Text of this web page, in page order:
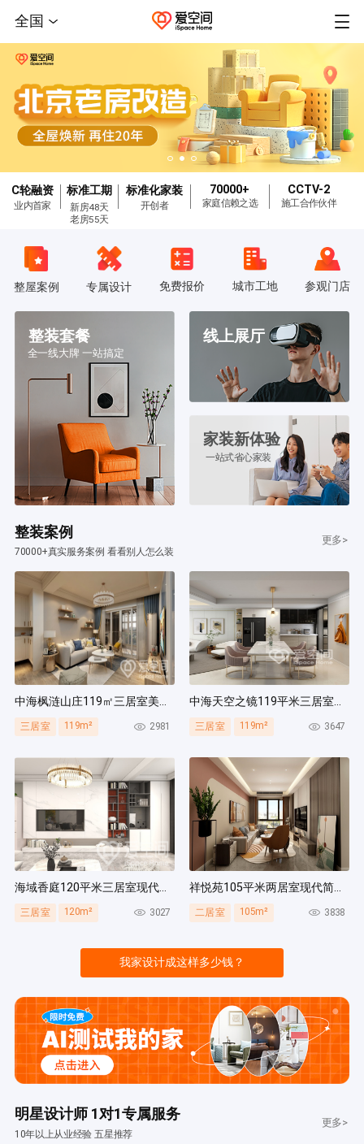
全国
C轮融资
业内首家
标准工期
新房48天
老房55天
标准化家装
开创者
70000+
家庭信赖之选
CCTV-2
施工合作伙伴
整屋案例 专属设计 免费报价 城市工地 参观门店
整装套餐
全一线大牌 一站搞定
线上展厅
家装新体验
一站式省心家装
整装案例
70000+真实服务案例 看看别人怎么装
更多>
中海枫涟山庄119㎡三居室美式风装修案例
三居室 119m² 2981
中海天空之镜119平米三居室北欧风装修案例
三居室 119m² 3647
海域香庭120平米三居室现代简约风装修案例
三居室 120m² 3027
祥悦苑105平米两居室现代简约风装修案例
二居室 105m² 3838
我家设计成这样多少钱？
明星设计师 1对1专属服务
10年以上从业经验 五星推荐
更多>